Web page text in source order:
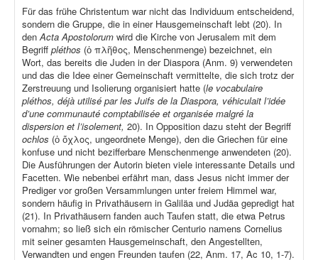
Für das frühe Christentum war nicht das Individuum entscheidend,
sondern die Gruppe, die in einer Hausgemeinschaft lebt (20). In
denActa Apostolorum wird die Kirche von Jerusalem mit dem
Begriff pléthos (ὁ πλῆθος, Menschenmenge) bezeichnet, ein
Wort, das bereits die Juden in der Diaspora (Anm. 9) verwendeten
und das die Idee einer Gemeinschaft vermittelte, die sich trotz der
Zerstreuung und Isolierung organisiert hatte (le vocabulaire
pléthos, déjà utilisé par les Juifs de la Diaspora, véhiculait l’idée
d’une communauté comptabilisée et organisée malgré la
dispersion et l’isolement, 20). In Opposition dazu steht der Begriff
ochlos (ὁ ὄχλος, ungeordnete Menge), den die Griechen für eine
konfuse und nicht bezifferbare Menschenmenge anwendeten (20).
Die Ausführungen der Autorin bieten viele interessante Details und
Facetten. Wie nebenbei erfährt man, dass Jesus nicht immer der
Prediger vor großen Versammlungen unter freiem Himmel war,
sondern häufig in Privathäusern in Galiläa und Judäa gepredigt hat
(21). In Privathäusern fanden auch Taufen statt, die etwa Petrus
vornahm; so ließ sich ein römischer Centurio namens Cornelius
mit seiner gesamten Hausgemeinschaft, den Angestellten,
Verwandten und engen Freunden taufen (22, Anm. 17, Ac 10, 1-7).